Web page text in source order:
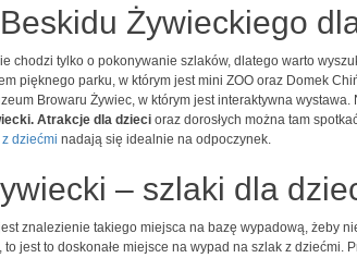
Żywieckiego
chodzi tylko o pokonywanie szlaków, dlatego warto
pięknego parku, w którym jest mini ZOO oraz Domek
Browaru Żywiec, w którym jest interaktywna
Atrakcje dla dzieci oraz dorosłych można tam
dziećmi nadają się idealnie na odpoczynek.
– szlaki dla
znalezienie takiego miejsca na bazę wypadową, żeby
jest to doskonałe miejsce na wypad na szlak z